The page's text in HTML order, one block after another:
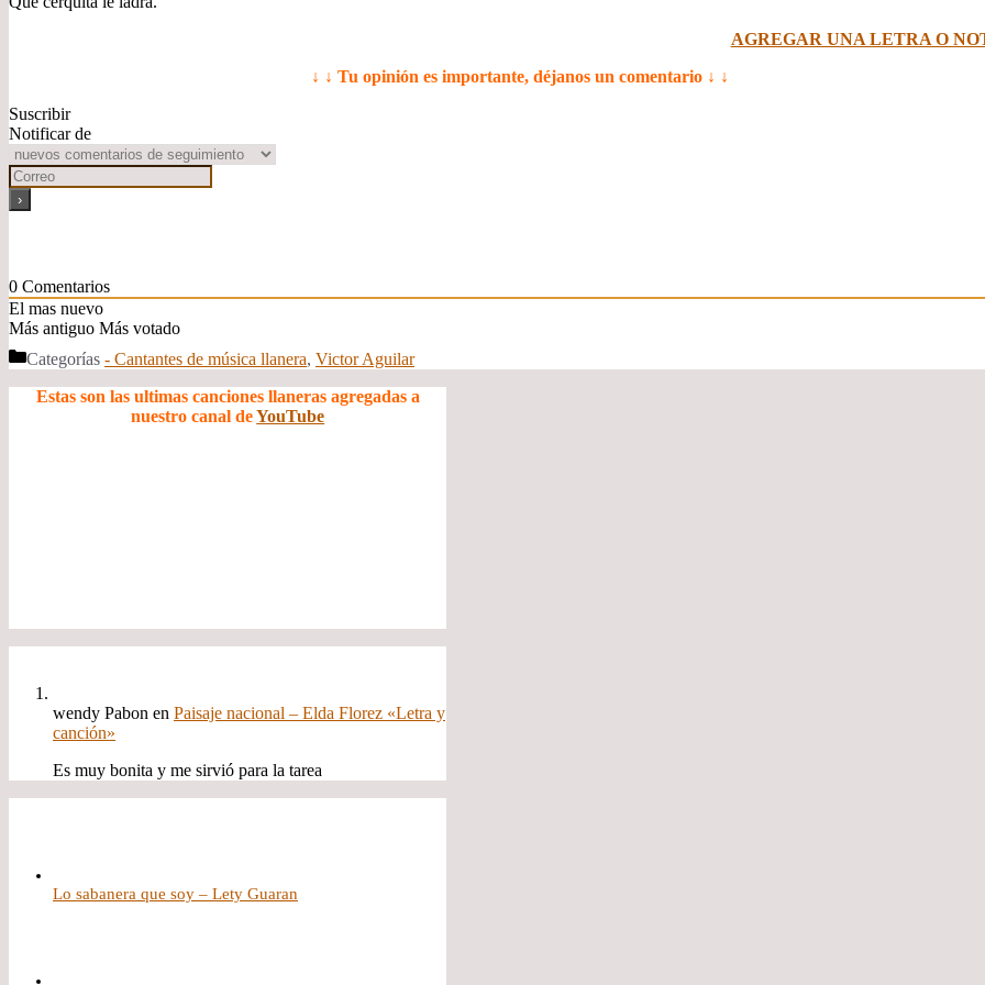
AGREGAR UNA LETRA O
↓ ↓ Tu opinión es importante, déjanos un comentario ↓ ↓
Suscribir
Notificar de
0 Comentarios
El mas nuevo
Más antiguo Más votado
Categorías - Cantantes de música llanera, Victor Aguilar
Estas son las ultimas canciones llaneras agregadas a
nuestro canal deYouTube
wendy Pabon en Paisaje nacional – Elda Florez «Letra y
canción»
Es muy bonita y me sirvió para la tarea
Lo sabanera que soy – Lety Guaran